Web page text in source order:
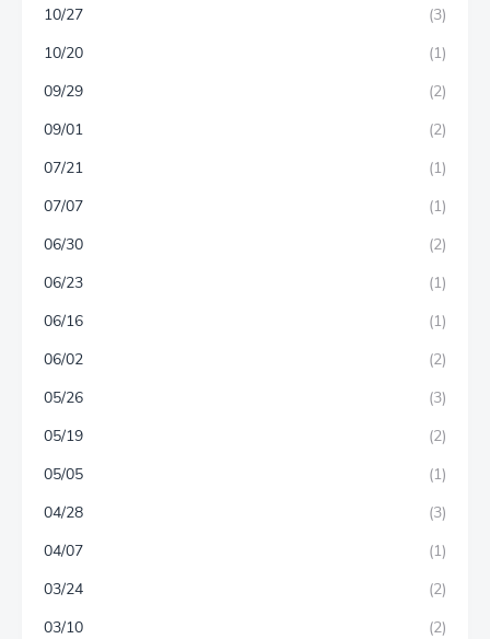
10/27
(3)
10/20
(1)
09/29
(2)
09/01
(2)
07/21
(1)
07/07
(1)
06/30
(2)
06/23
(1)
06/16
(1)
06/02
(2)
05/26
(3)
05/19
(2)
05/05
(1)
04/28
(3)
04/07
(1)
03/24
(2)
03/10
(2)